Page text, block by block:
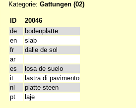
Kategorie: Gattungen (02)
ID
20046
de
bodenplatte
en
slab
fr
dalle de sol
ar
es
losa de suelo
it
lastra di pavimento
nl
platte steen
pt
laje